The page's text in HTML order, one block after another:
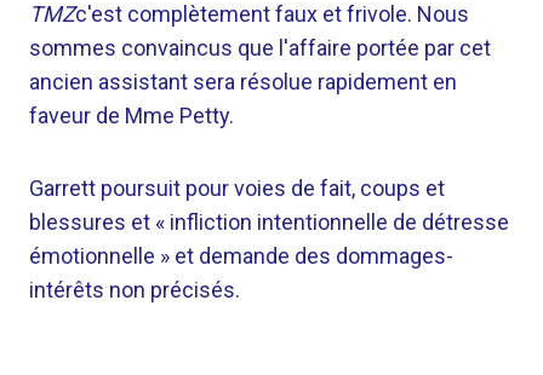
TMZc'est complètement faux et frivole. Nous
sommes convaincus que l'affaire portée par cet
ancien assistant sera résolue rapidement en
faveur de Mme Petty.
Garrett poursuit pour voies de fait, coups et
blessures et « infliction intentionnelle de détresse
émotionnelle » et demande des dommages-
intérêts non précisés.